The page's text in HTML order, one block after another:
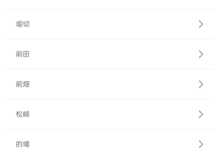
堀切
前田
前畑
松崎
的場